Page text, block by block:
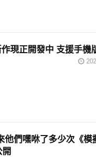
作現正開發中 支援手機
他們嘿咻了多少次《模